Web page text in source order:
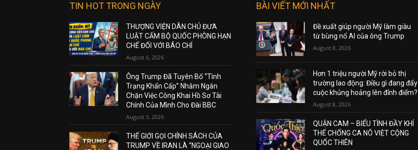
TIN HOT TRONG NGÀY
THƯỢNG VIỆN DÂN CHỦ ĐƯA
LUẬT CẤM BỘ QUỐC PHÒNG HẠN
CHẾ ĐỐI VỚI BÁO CHÍ
August 6, 2026
Ông Trump Đã Tuyên Bố “Tình
Trạng Khẩn Cấp” Nhằm Ngăn
Chặn Việc Công Khai Hồ Sơ Tài
Chính Của Mình Cho Đài BBC
August 5, 2026
THẾ GIỚI GỌI CHÍNH SÁCH CỦA
TRUMP VỀ IRAN LÀ “NGOẠI GIAO
BÀI VIẾT MỚI NHẤT
Đề xuất giúp người Mỹ làm giàu
từ bùng nổ AI của ông Trump
August 8, 2026
Hơn 1 triệu người Mỹ rời bỏ thị
trường lao động: Điều gì đang đẩy
cuộc khủng hoảng lên đỉnh điểm?
August 8, 2026
QUẬN CAM – BIỂU TÌNH ĐẦY KHÍ
THẾ CHỐNG CA NÔ VIỆT CỘNG
QUỐC THIÊN